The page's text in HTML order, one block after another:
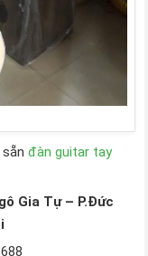
sẵnđàn guitar tay
Gia Tự – P.Đức